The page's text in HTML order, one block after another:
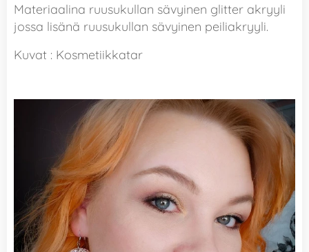
Materiaalina ruusukullan sävyinen glitter akryyli
jossa lisänä ruusukullan sävyinen peiliakryyli.
Kuvat : Kosmetiikkatar